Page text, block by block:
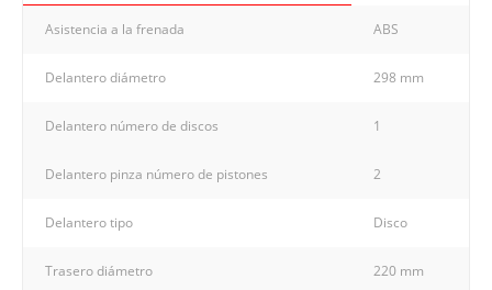
Asistencia a la frenada ABS
Delantero diámetro 298 mm
Delantero número de discos 1
Delantero pinza número de pistones 2
Delantero tipo Disco
Trasero diámetro 220 mm